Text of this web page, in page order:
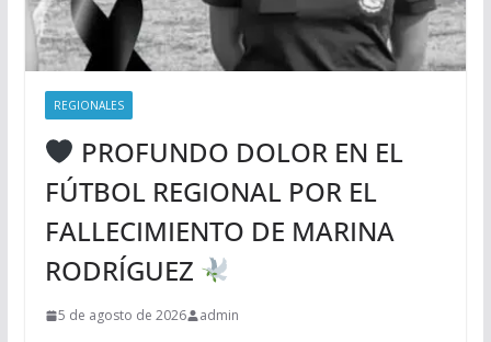
REGIONALES
PROFUNDO DOLOR EN EL
FÚTBOL REGIONAL POR EL
FALLECIMIENTO DE MARINA
RODRÍGUEZ
5 de agosto de 2026 admin